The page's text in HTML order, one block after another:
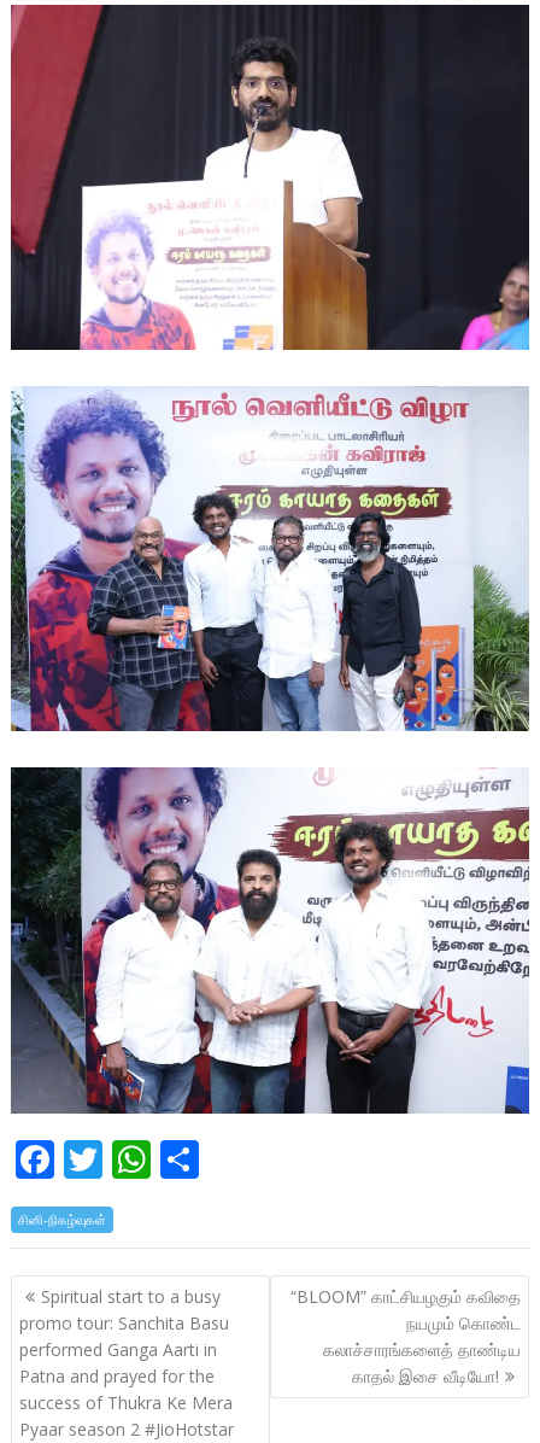
F
ac
e
b
o
o
k
T
w
itt
er
W
at
s
A
p
p
ar
e
சினி-நிகழ்வுகள்
Post
navigation
Spiritual start to a busy
promo tour: Sanchita Basu
performed Ganga Aarti in
Patna and prayed for the
success of Thukra Ke Mera
Pyaar season 2 #JioHotstar
“BLOOM” காட்சியழகும் கவிதை
நயமும் கொண்ட
கலாச்சாரங்களைத் தாண்டிய
காதல் இசை வீடியோ!